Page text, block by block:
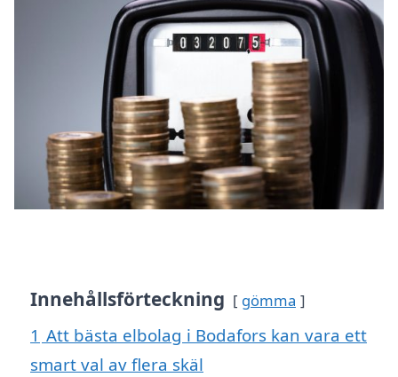
Innehållsförteckning gömma
1 Att bästa elbolag i Bodafors kan vara ett
smart val av flera skäl